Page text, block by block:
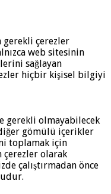
gerekli çerezler
web sitesinin
sağlayan
hiçbir kişisel bilgiyi
gerekli olmayabilecek
gömülü içerikler
toplamak için
çerezler olarak
çalıştırmadan önce